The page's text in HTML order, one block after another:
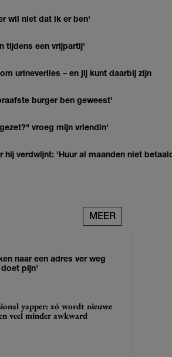
wil niet dat ik er ben'
tijdens een vrijpartij'
urineverlies – en jij kunt daarbij zijn
burger ben geweest'
vroeg mijn vriendin'
hij verdwijnt: 'Huur al maanden niet
MEER
naar een adres ver weg
pijn’
yapper: zó wordt nieuwe
veel minder awkward